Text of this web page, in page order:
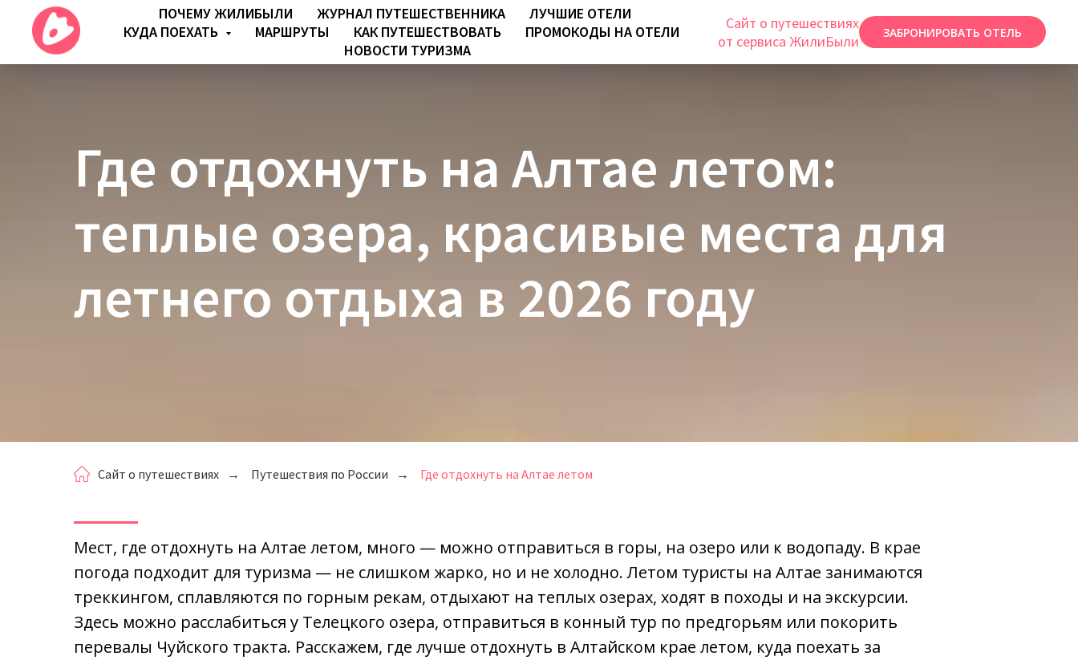
ПОЧЕМУ ЖИЛИБЫЛИ ЖУРНАЛ ПУТЕШЕСТВЕННИКА
ЛУЧШИЕ ОТЕЛИ
КУДА ПОЕХАТЬ
МАРШРУТЫ КАК ПУТЕШЕСТВОВАТЬ
ПРОМОКОДЫ НА ОТЕЛИ
НОВОСТИ ТУРИЗМА
Сайт о путешествиях
от сервиса ЖилиБыли
ЗАБРОНИРОВАТЬ ОТЕЛЬ
Где отдохнуть на Алтае летом:
теплые озера, красивые места для
летнего отдыха в 2026 году
Сайт о путешествиях → Путешествия по России → Где отдохнуть на Алтае летом
Мест, где отдохнуть на Алтае летом, много — можно отправиться в горы, на озеро или к водопаду. В крае
погода подходит для туризма — не слишком жарко, но и не холодно. Летом туристы на Алтае занимаются
треккингом, сплавляются по горным рекам, отдыхают на теплых озерах, ходят в походы и на экскурсии.
Здесь можно расслабиться у Телецкого озера, отправиться в конный тур по предгорьям или покорить
перевалы Чуйского тракта. Расскажем, где лучше отдохнуть в Алтайском крае летом, куда поехать за